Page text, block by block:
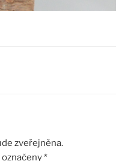
zveřejněna.
*